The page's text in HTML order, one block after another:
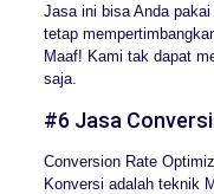
Jasa ini bisa Anda
tetap
Maaf! Kami tak dapat
saja.
#6 Jasa
Conversion Rate
Konversi adalah teknik